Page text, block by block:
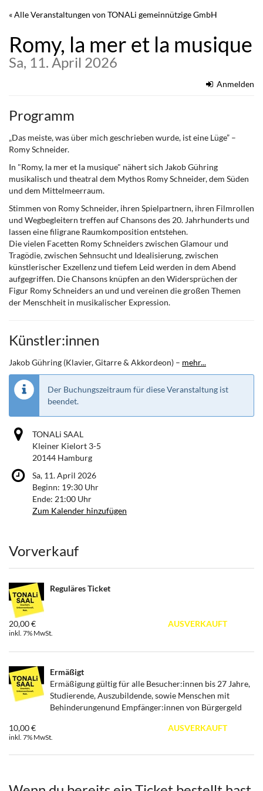
Zum
springen
« Alle Veranstaltungen von TONALi gemeinnützige GmbH
Romy, la mer et la musique
Sa, 11. April 2026
Anmelden
Programm
„Das meiste, was über mich geschrieben wurde, ist eine Lüge” –
Romy Schneider.
In "Romy, la mer et la musique" nähert sich Jakob Gühring
musikalisch und theatral dem Mythos Romy Schneider, dem Süden
und dem Mittelmeerraum.
Stimmen von Romy Schneider, ihren Spielpartnern, ihren Filmrollen
und Wegbegleitern treffen auf Chansons des 20. Jahrhunderts und
lassen eine filigrane Raumkomposition entstehen.
Die vielen Facetten Romy Schneiders zwischen Glamour und
Tragödie, zwischen Sehnsucht und Idealisierung, zwischen
künstlerischer Exzellenz und tiefem Leid werden in dem Abend
aufgegriffen. Die Chansons knüpfen an den Widersprüchen der
Figur Romy Schneiders an und und vereinen die großen Themen
der Menschheit in musikalischer Expression.
Künstler:innen
Jakob Gühring (Klavier, Gitarre & Akkordeon) – mehr...
Der Buchungszeitraum für diese Veranstaltung ist
beendet.
TONALi SAAL
Kleiner Kielort 3-5
20144 Hamburg
Sa, 11. April 2026
Beginn: 19:30 Uhr
Ende: 21:00 Uhr
Zum Kalender hinzufügen
Produkte
Vorverkauf
Reguläres Ticket
20,00 €
inkl. 7% MwSt.
AUSVERKAUFT
Ermäßigt
Ermäßigung gültig für alle Besucher:innen bis 27 Jahre,
Studierende, Auszubildende, sowie Menschen mit
Behinderungenund Empfänger:innen von Bürgergeld
10,00 €
inkl. 7% MwSt.
AUSVERKAUFT